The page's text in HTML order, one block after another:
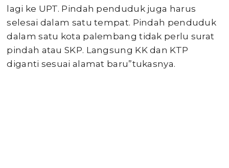
lagi ke UPT. Pindah penduduk juga harus
selesai dalam satu tempat. Pindah penduduk
dalam satu kota palembang tidak perlu surat
pindah atau SKP. Langsung KK dan KTP
diganti sesuai alamat baru”tukasnya.